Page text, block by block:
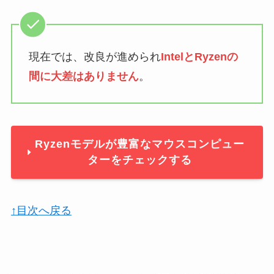
現在では、改良が進められIntelとRyzenの
間に大差はありません。
Ryzenモデルが豊富なマウスコンピュー
ターをチェックする
↑目次へ戻る